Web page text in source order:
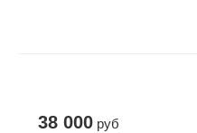
38 000 руб